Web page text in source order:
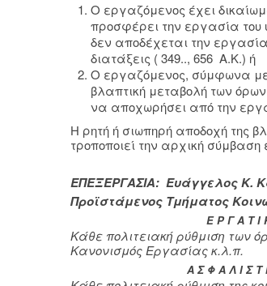
Ο εργαζόμενος έχει
προσφέρει την εργασία του
δεν αποδέχεται την
διατάξεις ( 349.., 656 Α.Κ.) ή
Ο εργαζόμενος, σύμφωνα με
βλαπτική μεταβολή των
να αποχωρήσει από την
Η ρητή ή σιωπηρή αποδοχή της
τροποποιεί την αρχική
EΠΕΞΕΡΓΑΣΙΑ: Ευάγγελος Κ.
Προϊστάμενος Τμήματος
Ε Ρ Γ Α Τ
Κάθε πολιτειακή ρύθμιση των
Κανονισμός Εργασίας κ.λ.π.
Α Σ Φ Α Λ Ι Σ